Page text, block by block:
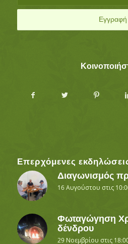
Επερχόμενες
Διαγωνισμός
16 Αυγούστου στις
Φωταγώγηση
δένδρου
29 Νοεμβρίου στις